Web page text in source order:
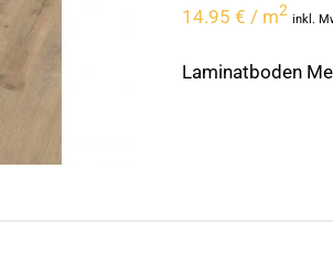
14.95 € / m2
inkl.
Laminatboden